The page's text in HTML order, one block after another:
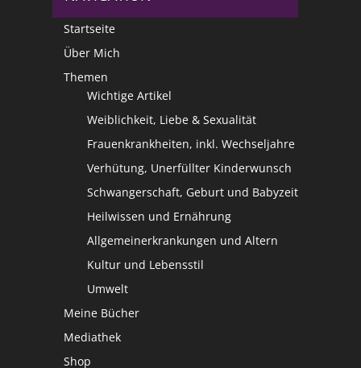
Startseite
Über Mich
Themen
Wichtige Artikel
Weiblichkeit, Liebe & Sexualität
Frauenkrankheiten, inkl. Wechseljahre
Verhütung, Unerfüllter Kinderwunsch
Schwangerschaft, Geburt und Babyzeit
Heilwissen und Ernährung
Allgemeinerkrankungen und Altern
Kultur und Lebensstil
Umwelt
Meine Bücher
Mediathek
Shop